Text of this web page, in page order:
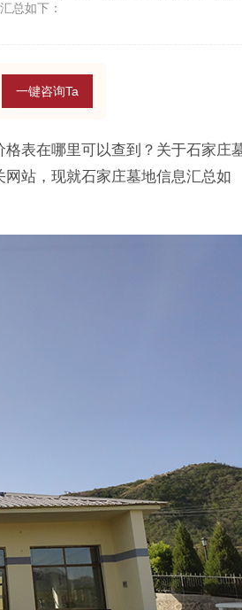
总如下：
一键咨询Ta
表在哪里可以查到？关于石家庄
站，现就石家庄墓地信息汇总如